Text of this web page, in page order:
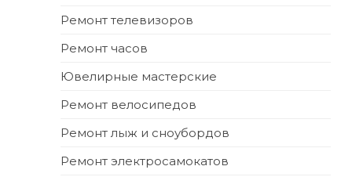
Ремонт телевизоров
Ремонт часов
Ювелирные мастерские
Ремонт велосипедов
Ремонт лыж и сноубордов
Ремонт электросамокатов